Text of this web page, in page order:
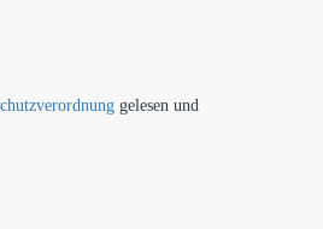
gelesen und